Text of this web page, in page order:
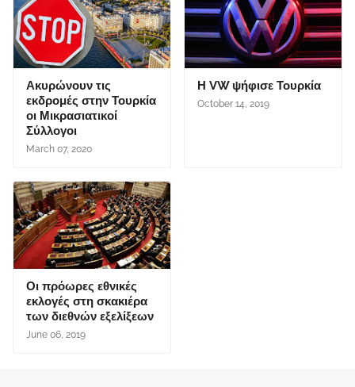
Ακυρώνουν τις
εκδρομές στην Τουρκία
οι Μικρασιατικοί
Σύλλογοι
March 07, 2020
Η VW ψήφισε Τουρκία
October 14, 2019
Οι πρόωρες εθνικές
εκλογές στη σκακιέρα
των διεθνών εξελίξεων
June 06, 2019